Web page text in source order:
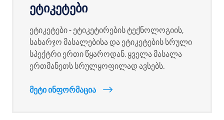
ეტიკეტები
ეტიკეტები - ეტიკეტირების ტექნოლოგიის,
სახარჯო მასალებისა და ეტიკეტების სრული
სპექტრი ერთი წყაროდან. ყველა მასალა
ერთმანეთს სრულყოფილად ავსებს.
მეტი ინფორმაცია